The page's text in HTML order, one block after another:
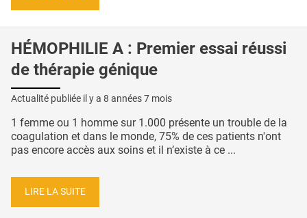
HÉMOPHILIE A : Premier essai réussi
de thérapie génique
Actualité publiée il y a 8 années 7 mois
1 femme ou 1 homme sur 1.000 présente un trouble de la
coagulation et dans le monde, 75% de ces patients n'ont
pas encore accès aux soins et il n’existe à ce ...
LIRE LA SUITE